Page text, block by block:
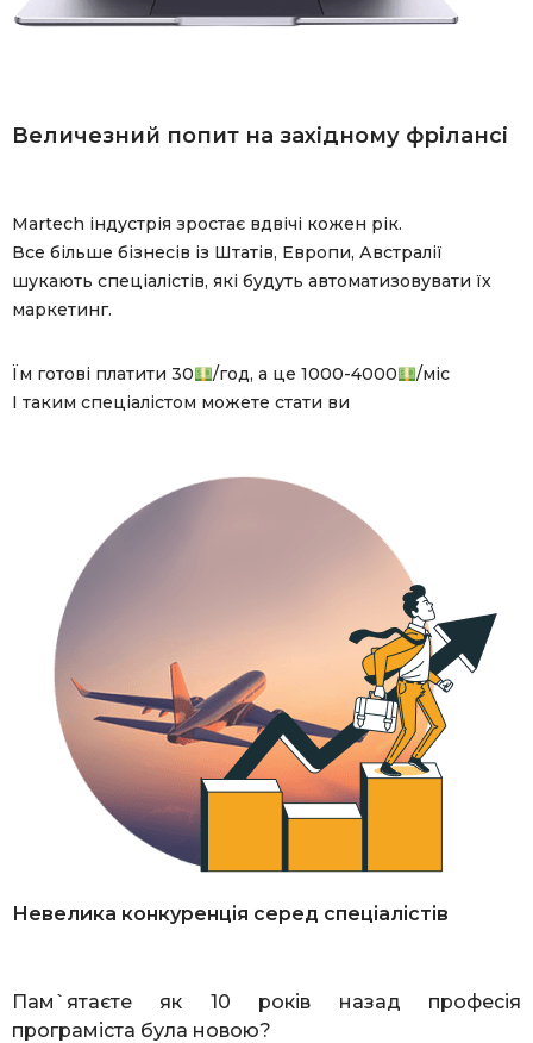
Величезний попит на західному фрілансі
Martech індустрія зростає вдвічі кожен рік.
Все більше бізнесів із Штатів, Европи, Австралії
шукають спеціалістів, які будуть автоматизовувати їх
маркетинг.
Їм готові платити 30 /год, а це 1000-4000
/міс
І таким спеціалістом можете стати ви
Невелика конкуренція серед спеціалістів
Пам`ятаєте як 10 років назад професія
програміста була новою?